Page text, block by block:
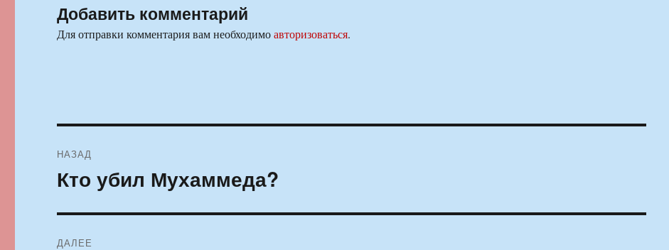
Добавить комментарий
Для отправки комментария вам необходимоавторизоваться.
по
НАЗАД
Предыдущая
Кто убил Мухаммеда?
ДАЛЕЕ